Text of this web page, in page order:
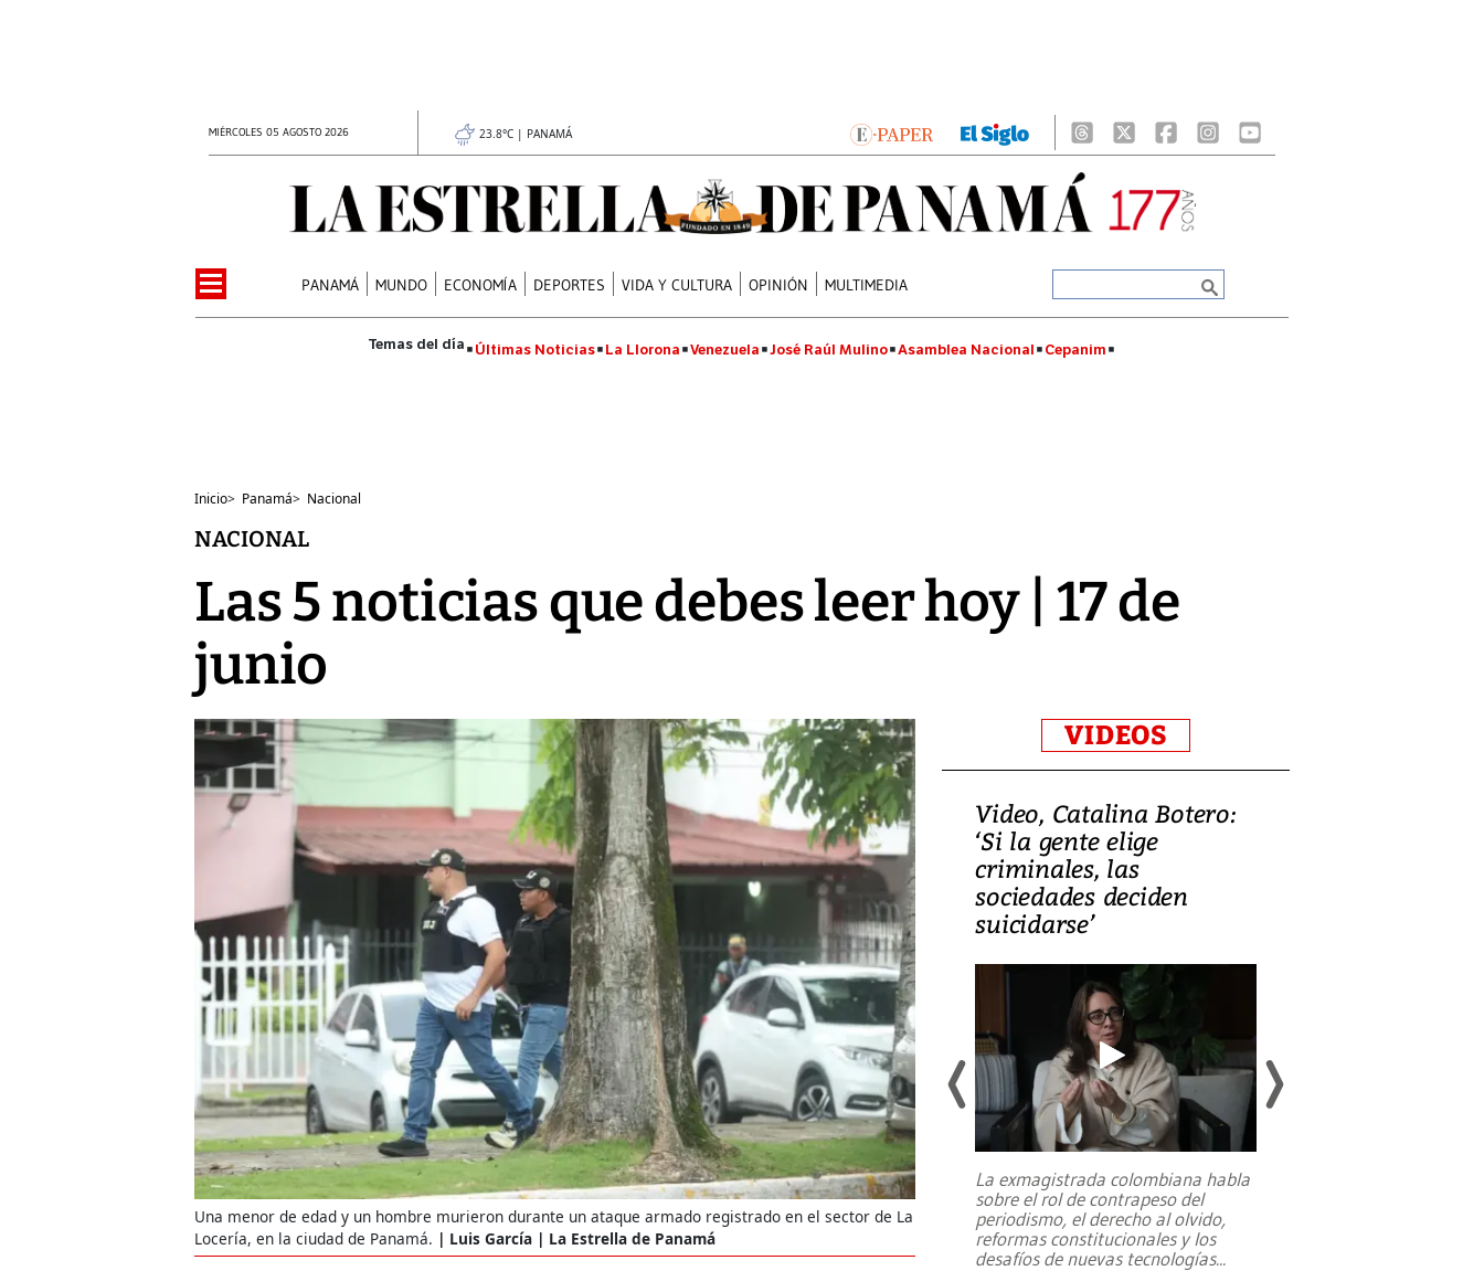
MIÉRCOLES 05 AGOSTO 2026 23.8°C | PANAMÁ
PANAMÁ MUNDO ECONOMÍA DEPORTES VIDA Y CULTURA OPINIÓN MULTIMEDIA
Últimas Noticias La Llorona Venezuela José Raúl Mulino Asamblea Nacional Cepanim
Inicio> Panamá> Nacional
NACIONAL
Las 5 noticias que debes leer hoy | 17 de
junio
Una menor de edad y un hombre murieron durante un ataque armado registrado en el sector de La
Locería, en la ciudad de Panamá.
Luis García | La Estrella de Panamá
VIDEOS
Video, Japón: Terremoto
deja heridos y graves
daños en Kumamoto
Un fuerte terremoto de magnitud
7,1 se registró este martes 28 de
julio en la prefectura de Kumamoto,
al sur de Japón, provocando una
emergencia de gran...
Video, Catalina Botero:
‘Si la gente elige
criminales, las
sociedades deciden
suicidarse’
La exmagistrada colombiana habla
sobre el rol de contrapeso del
periodismo, el derecho al olvido,
reformas constitucionales y los
desafíos de nuevas tecnologías...